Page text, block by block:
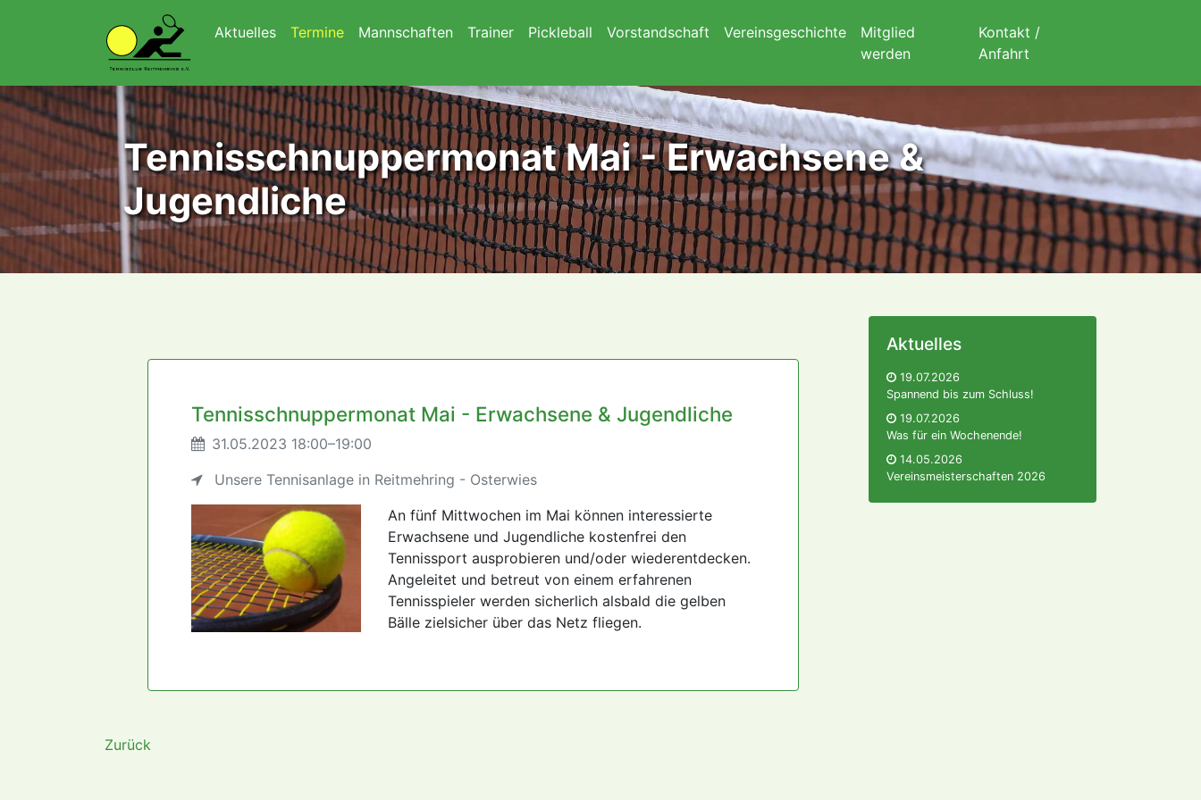
Navigation überspringen
Aktuelles Termine Mannschaften Trainer Pickleball Vorstandschaft Vereinsgeschichte
Mitglied
werden
Kontakt /
Anfahrt
Tennisschnuppermonat Mai - Erwachsene &
Jugendliche
Tennisschnuppermonat Mai - Erwachsene & Jugendliche
31.05.2023 18:00–19:00
Unsere Tennisanlage in Reitmehring - Osterwies
An fünf Mittwochen im Mai können interessierte
Erwachsene und Jugendliche kostenfrei den
Tennissport ausprobieren und/oder wiederentdecken.
Angeleitet und betreut von einem erfahrenen
Tennisspieler werden sicherlich alsbald die gelben
Bälle zielsicher über das Netz fliegen.
Zurück
Aktuelles
19.07.2026
Spannend bis zum Schluss!
19.07.2026
Was für ein Wochenende!
14.05.2026
Vereinsmeisterschaften 2026